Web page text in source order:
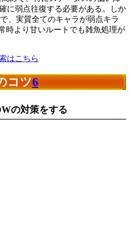
に弱点往復する必要がある。しか
、実質全てのキャラが弱点キラ
時より甘いルートでも雑魚処理が
はこちら
コツ6
の対策をする